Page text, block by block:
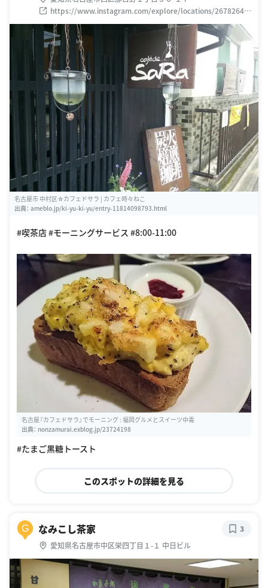
https://www.instagram.com/explore/locations/26782642
2
名古屋市 中村区☆カフェドサラ | カフェ時々ねこ
出典： ameblo.jp/ki-yu-ki-yu/entry-11814098793.html
#喫茶店 #モーニングサービス #8:00-11:00
名古屋『カフェドサラ』でモーニング : 福岡グルメとスイーツ中毒
出典： nonzamurai.exblog.jp/23724198
#たまご黒糖トースト
このスポットの詳細を見る
G なみこし茶家
愛知県名古屋市中区栄四丁目１-１ 中日ビル
3